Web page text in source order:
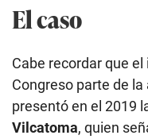
El caso
Cabe recordar que
Congreso parte de
presentó en el 2019
Vilcatoma, quien